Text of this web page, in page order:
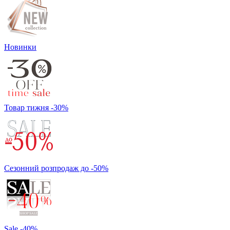
Новинки
Товар тижня -30%
Сезонний розпродаж до -50%